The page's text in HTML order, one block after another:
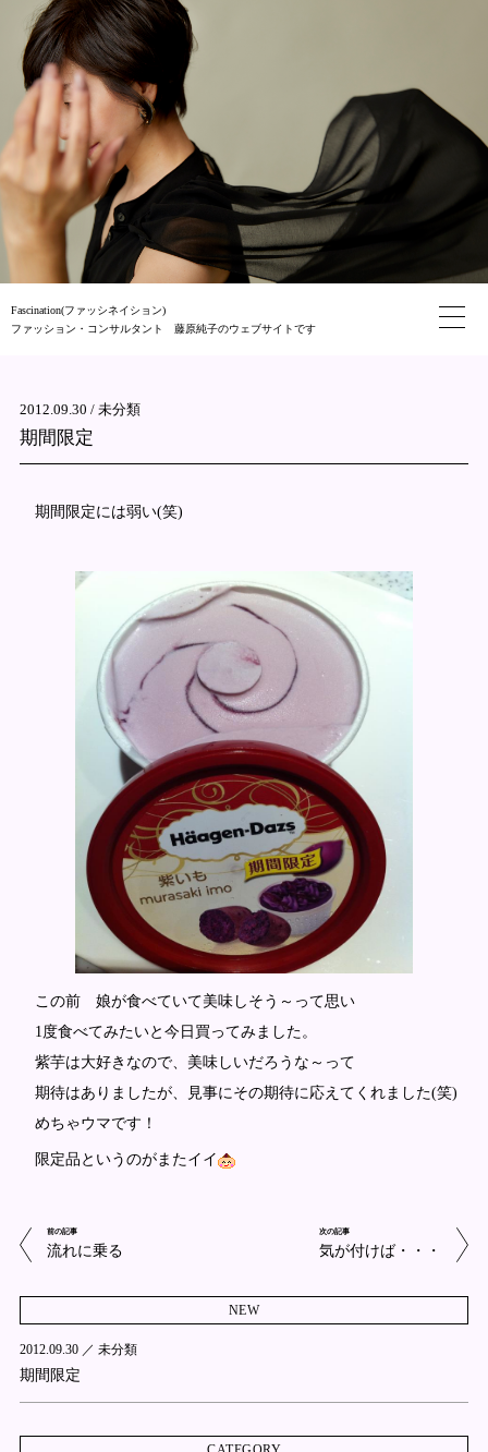
Fascination(ファッシネイション)
ファッション・コンサルタント 藤原純子のウェブサイトです
2012.09.30 / 未分類
期間限定
期間限定には弱い(笑)
この前 娘が食べていて美味しそう～って思い
1度食べてみたいと今日買ってみました。
紫芋は大好きなので、美味しいだろうな～って
期待はありましたが、見事にその期待に応えてくれました(笑)
めちゃウマです！
限定品というのがまたイイ
前の記事
流れに乗る
次の記事
気が付けば・・・
NEW
2012.09.30 ／ 未分類
期間限定